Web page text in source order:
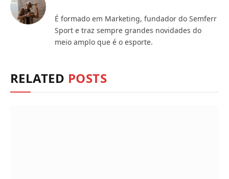
É formado em Marketing, fundador do Semferr
Sport e traz sempre grandes novidades do
meio amplo que é o esporte.
RELATED POSTS